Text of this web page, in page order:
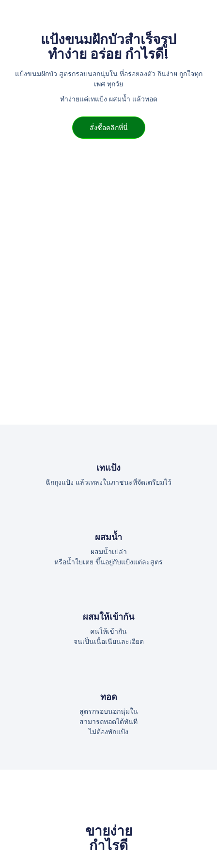
แป้งขนมฝักบัวสำเร็จรูป
ทำง่าย อร่อย กำไรดี!
แป้งขนมฝักบัว สูตรกรอบนอกนุ่มใน ที่อร่อยลงตัว กินง่าย ถูกใจทุก
เพศ ทุกวัย
ทำง่ายแค่เทแป้ง ผสมน้ำ แล้วทอด
สั่งซื้อคลิกที่นี่
เทแป้ง
ฉีกถุงแป้ง แล้วเทลงในภาชนะที่จัดเตรียมไว้
ผสมน้ำ
ผสมน้ำเปล่า
หรือน้ำใบเตย ขึ้นอยู่กับแป้งแต่ละสูตร
ผสมให้เข้ากัน
คนให้เข้ากัน
จนเป็นเนื้อเนียนละเอียด
ทอด
สูตรกรอบนอกนุ่มใน
สามารถทอดได้ทันที
ไม่ต้องพักแป้ง
ขายง่าย
กำไรดี